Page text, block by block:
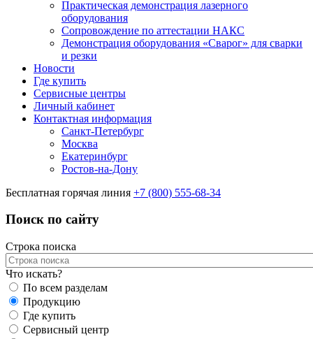
Практическая демонстрация лазерного
оборудования
Сопровождение по аттестации НАКС
Демонстрация оборудования «Сварог» для сварки
и резки
Новости
Где купить
Сервисные центры
Личный кабинет
Контактная информация
Санкт-Петербург
Москва
Екатеринбург
Ростов-на-Дону
Бесплатная горячая линия +7 (800) 555-68-34
Поиск по сайту
Строка поиска
Что искать?
По всем разделам
Продукцию
Где купить
Сервисный центр